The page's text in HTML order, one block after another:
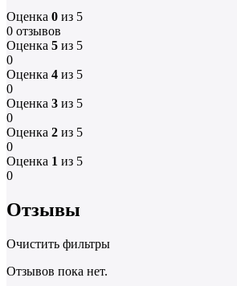
Оценка 0 из 5
0 отзывов
Оценка 5 из 5
0
Оценка 4 из 5
0
Оценка 3 из 5
0
Оценка 2 из 5
0
Оценка 1 из 5
0
Отзывы
Очистить фильтры
Отзывов пока нет.